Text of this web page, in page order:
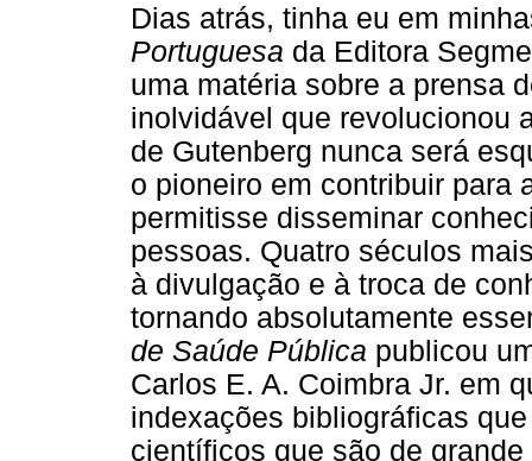
Dias atrás, tinha eu em
Portuguesa da Editora
uma matéria sobre a prensa
inolvidável que revolucionou
de Gutenberg nunca será
o pioneiro em contribuir para
permitisse disseminar
pessoas. Quatro séculos
à divulgação e à troca de
tornando absolutamente
de Saúde Pública publicou
Carlos E. A. Coimbra Jr. em
indexações bibliográficas
científicos que são de